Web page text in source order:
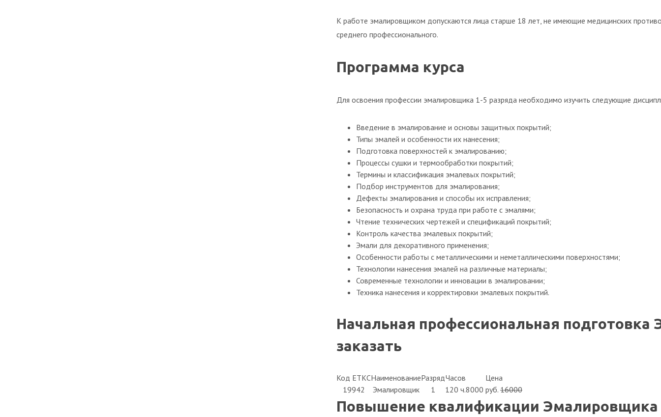
К работе эмалировщиком допускаются лица старше 18 лет, не имеющие медицинских
среднего профессионального.
Программа курса
Для освоения профессии эмалировщика 1-5 разряда необходимо изучить следующие
Введение в эмалирование и основы защитных покрытий;
Типы эмалей и особенности их нанесения;
Подготовка поверхностей к эмалированию;
Процессы сушки и термообработки покрытий;
Термины и классификация эмалевых покрытий;
Подбор инструментов для эмалирования;
Дефекты эмалирования и способы их исправления;
Безопасность и охрана труда при работе с эмалями;
Чтение технических чертежей и спецификаций покрытий;
Контроль качества эмалевых покрытий;
Эмали для декоративного применения;
Особенности работы с металлическими и неметаллическими поверхностями;
Технологии нанесения эмалей на различные материалы;
Современные технологии и инновации в эмалировании;
Техника нанесения и корректировки эмалевых покрытий.
Начальная профессиональная
заказать
Код ЕТКСНаименованиеРазрядЧасов
Цена
19942
Эмалировщик 1 120 ч.8000 руб. 16000
Повышение квалификации Эмалировщика